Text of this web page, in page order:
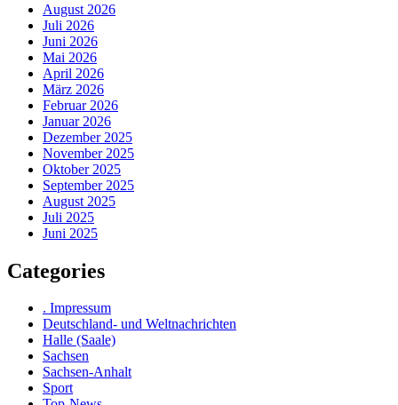
August 2026
Juli 2026
Juni 2026
Mai 2026
April 2026
März 2026
Februar 2026
Januar 2026
Dezember 2025
November 2025
Oktober 2025
September 2025
August 2025
Juli 2025
Juni 2025
Categories
. Impressum
Deutschland- und Weltnachrichten
Halle (Saale)
Sachsen
Sachsen-Anhalt
Sport